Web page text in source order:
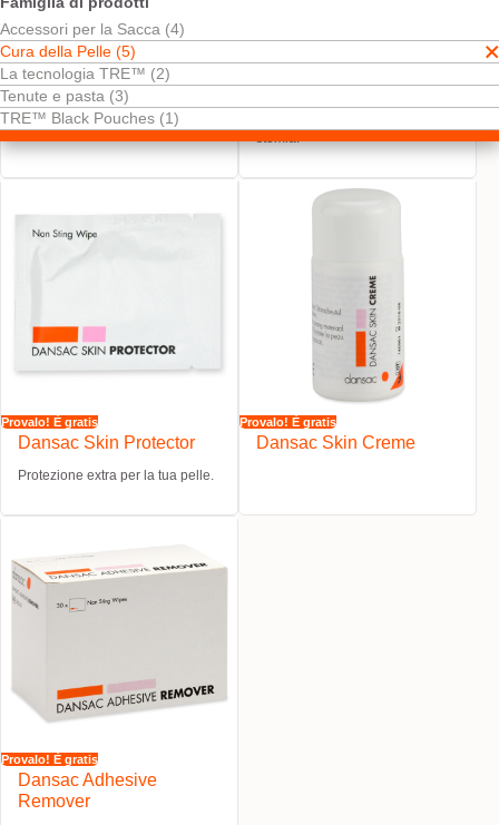
Accessori per la Sacca (4)
Cura della Pelle (5)
La tecnologia TRE™ (2)
Tenute e pasta (3)
TRE™ Black Pouches (1)
Dansac Skin Lotion:
Flacone e Salviette
Pulizia efficace della cute
peristomale. Salviette o lozione.
Dansac EasiSpray™
Adhesive Remover
angolazione per una rimozione
stomia.
Provalo! È gratis
Dansac Skin Protector
Protezione extra per la tua pelle.
Provalo! È gratis
Dansac Skin Creme
Provalo! È gratis
Dansac Adhesive
Remover